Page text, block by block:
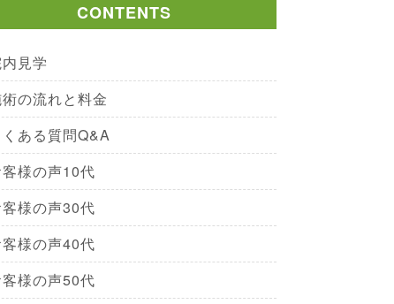
CONTENTS
見学
の流れと料金
くある質問Q&A
様の声10代
様の声30代
様の声40代
様の声50代